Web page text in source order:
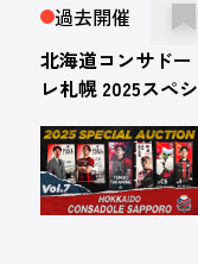
過去開催
北海道コンサドー
レ札幌 2025スペシ
第7弾